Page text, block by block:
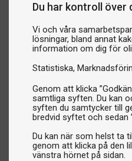
Du har kontroll över
Vi och våra
lösningar, bland annat
information om dig för
Statistiska
Genom att klicka
samtliga syften. Du kan
syften du samtycker till
bredvid syftet och sedan
Du kan när som helst ta
genom att klicka på den
vänstra hörnet på sidan.